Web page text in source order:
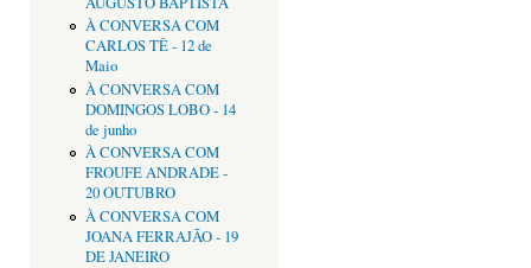
À CONVERSA COM
CARLOS TÊ - 12 de
Maio
À CONVERSA COM
DOMINGOS LOBO - 14
de junho
À CONVERSA COM
FROUFE ANDRADE -
20 OUTUBRO
À CONVERSA COM
JOANA FERRAJÃO - 19
DE JANEIRO